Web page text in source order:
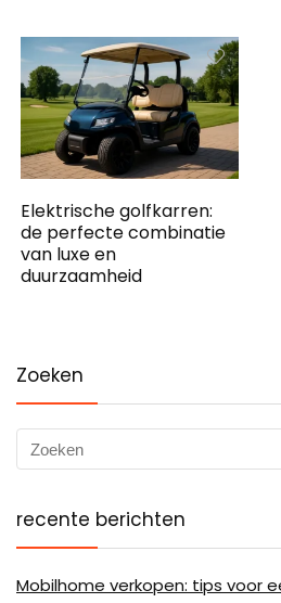
Elektrische golfkarren:
de perfecte combinatie
van luxe en
duurzaamheid
Zoeken
recente berichten
Mobilhome verkopen: tips voor